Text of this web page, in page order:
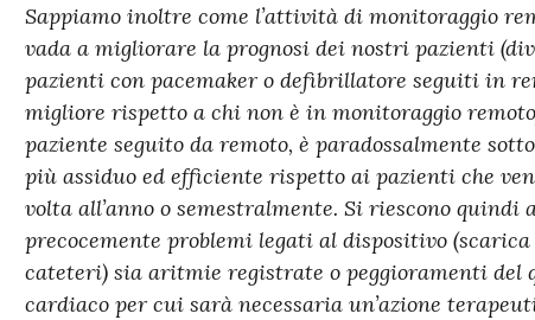
Sappiamo inoltre come l’attività di monitoraggio
vada a migliorare la prognosi dei nostri pazienti
pazienti con pacemaker o defibrillatore seguiti in
migliore rispetto a chi non è in monitoraggio
paziente seguito da remoto, è paradossalmente
più assiduo ed efficiente rispetto ai pazienti che
volta all’anno o semestralmente. Si riescono
precocemente problemi legati al dispositivo
cateteri) sia aritmie registrate o peggioramenti del
cardiaco per cui sarà necessaria un’azione